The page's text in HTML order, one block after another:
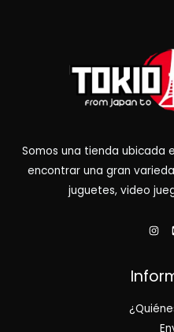
Somos una tienda ubicada
encontrar una gran
juguetes, video